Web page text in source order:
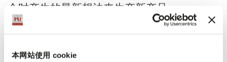
本网站使用 cookie
会时产生的最新想法来生产新产品。